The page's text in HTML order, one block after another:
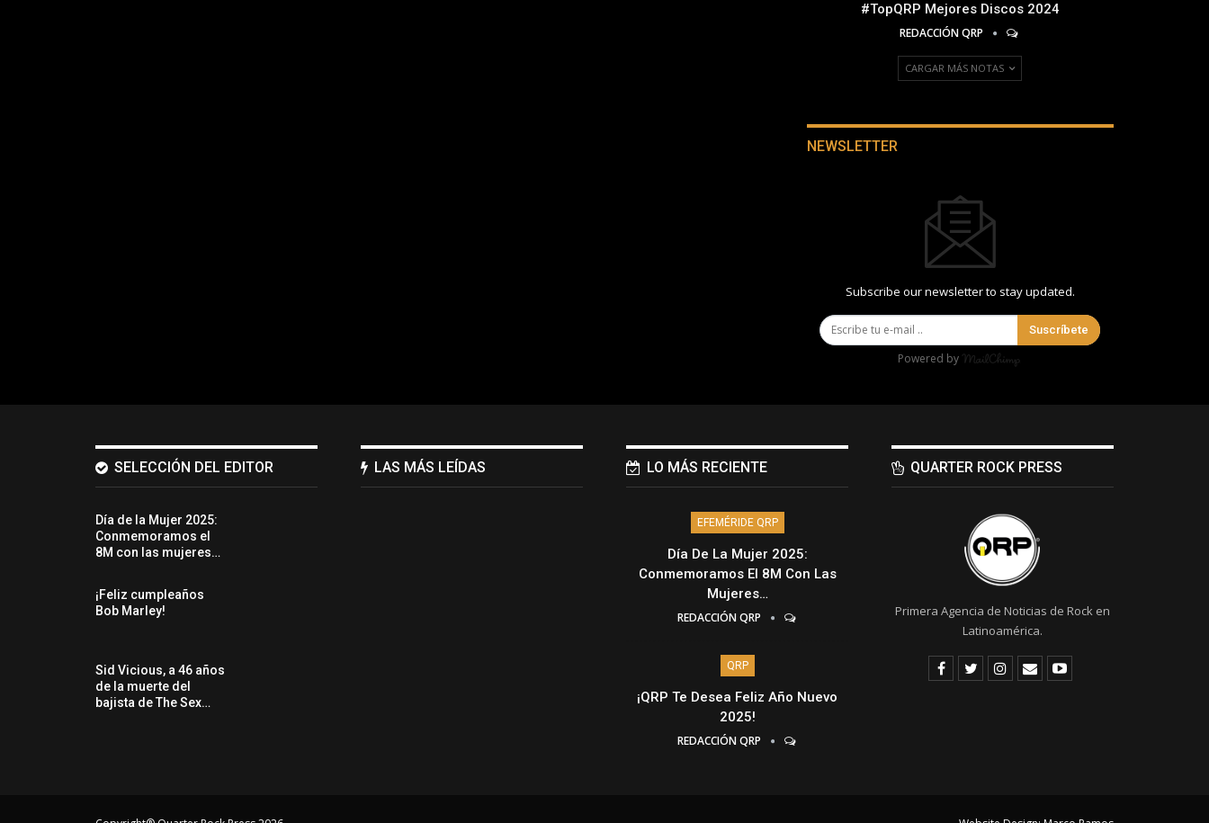
#TopQRP Mejores Discos 2024
REDACCIÓN QRP
CARGAR MÁS NOTAS
NEWSLETTER
Subscribe our newsletter to stay updated.
Suscríbete
Powered by
SELECCIÓN DEL EDITOR
Día de la Mujer 2025:
Conmemoramos el
8M con las mujeres…
¡Feliz cumpleaños
Bob Marley!
Sid Vicious, a 46 años
de la muerte del
bajista de The Sex…
LAS MÁS LEÍDAS LO MÁS RECIENTE
EFEMÉRIDE QRP
Día De La Mujer 2025:
Conmemoramos El 8M Con Las
Mujeres…
REDACCIÓN QRP
QRP
¡QRP Te Desea Feliz Año Nuevo
2025!
REDACCIÓN QRP
QUARTER ROCK PRESS
Primera Agencia de Noticias de Rock en
Latinoamérica.